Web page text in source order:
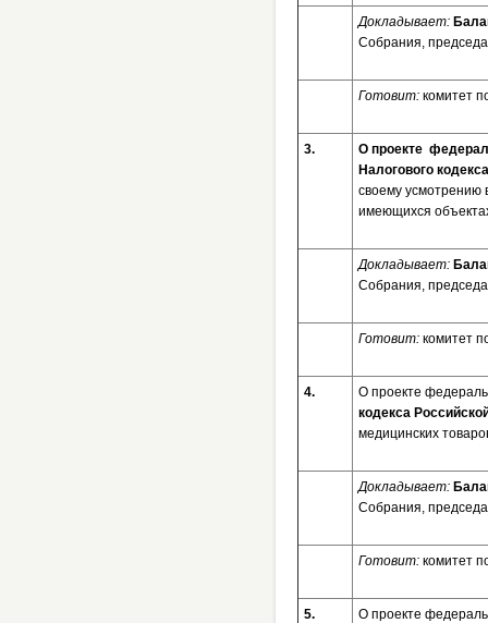
Докладывает:
Собрания,
Готовит: комитет
3.
О проекте
Налогового
своему усмотрению
имеющихся
Докладывает:
Собрания,
Готовит: комитет
4.
О проекте
кодекса
медицинских
Докладывает:
Собрания,
Готовит: комитет
5.
О проекте